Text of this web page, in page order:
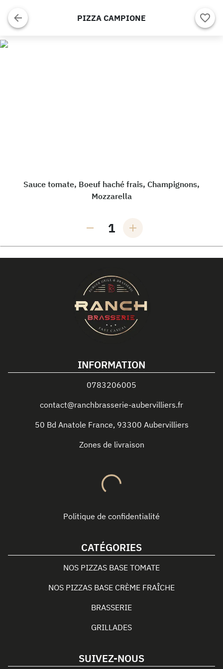
PIZZA CAMPIONE
Sauce tomate, Boeuf haché frais, Champignons,
Mozzarella
1
INFORMATION
0783206005
contact@ranchbrasserie-aubervilliers.fr
50 Bd Anatole France, 93300 Aubervilliers
Zones de livraison
Politique de confidentialité
CATÉGORIES
NOS PIZZAS BASE TOMATE
NOS PIZZAS BASE CRÈME FRAÎCHE
BRASSERIE
GRILLADES
SUIVEZ-NOUS